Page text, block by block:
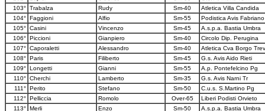
103° Trabalza Rudy Sm-40
Atletica Villa Candida
104° Faggioni Alfio Sm-55
Podistica Avis
105° Casini Vincenzo Sm-45
A.s.p.a. Bastia Umbra
106° Piccioni Gianpiero Sm-40
Circolo Dip. Perugina
107° Caporaletti Alessandro Sm-40
Atletica Cva Borgo
108° Paris Filiberto Sm-45
G.s. Avis Aido Rieti
109° Longetti Gianni Sm-55
A.p. Pontefelcino Pg
110° Cherchi Lamberto Sm-35
G.s. Avis Narni Tr
111° Perito Stefano Sm-50
C.u.s. S.Martino Pg
112° Pelliccia Romolo Over-65
Liberi Podisti Orvieto
113° Merli Enzo Sm-50
A.s.p.a. Bastia Umbra